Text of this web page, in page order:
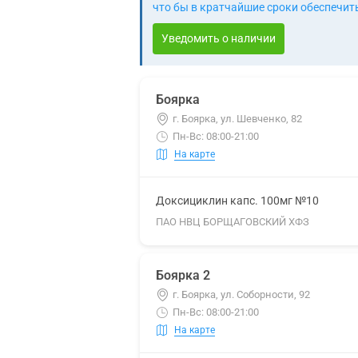
что бы в кратчайшие сроки
Уведомить о наличии
Боярка
г. Боярка, ул. Шевченко, 82
Пн-Вс: 08:00-21:00
На карте
Доксициклин капс. 100мг №10
ПАО НВЦ БОРЩАГОВСКИЙ ХФЗ
Боярка 2
г. Боярка, ул. Соборности, 92
Пн-Вс: 08:00-21:00
На карте